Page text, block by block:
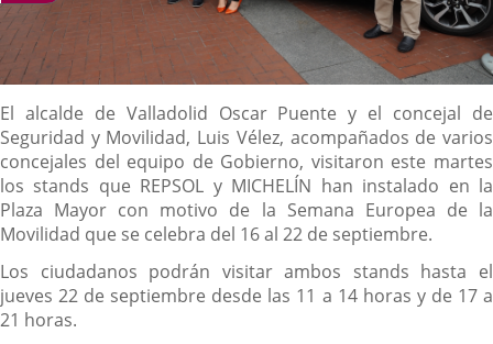
Descripción
El alcalde de Valladolid Oscar Puente y el concejal de
Seguridad y Movilidad, Luis Vélez, acompañados de varios
concejales del equipo de Gobierno, visitaron este martes
los stands que REPSOL y MICHELÍN han instalado en la
Plaza Mayor con motivo de la Semana Europea de la
Movilidad que se celebra del 16 al 22 de septiembre.
Los ciudadanos podrán visitar ambos stands hasta el
jueves 22 de septiembre desde las 11 a 14 horas y de 17 a
21 horas.